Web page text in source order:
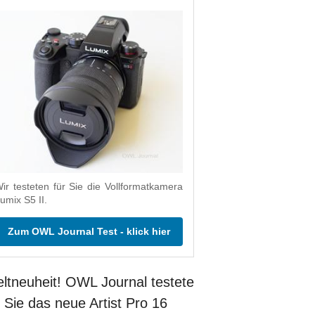
testeten für Sie die Vollformatkamera
S5 II.
Zum OWL Journal Test - klick hier
OWL Journal testete
Sie das neue Artist Pro 16